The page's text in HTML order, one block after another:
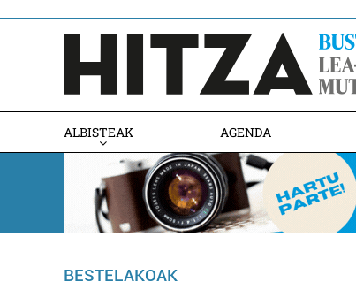
ALBISTEAK AGENDA
BESTELAKOAK